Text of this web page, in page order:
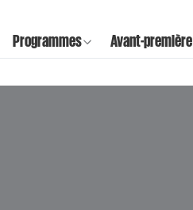
Programmes Avant-première